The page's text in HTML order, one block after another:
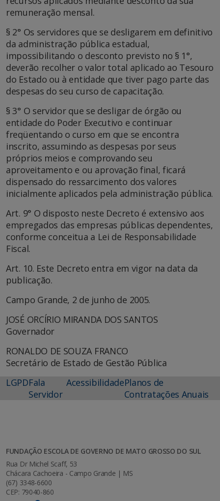
remuneração mensal.
§ 2° Os servidores que se desligarem em definitivo
da administração pública estadual,
impossibilitando o desconto previsto no § 1°,
deverão recolher o valor total aplicado ao Tesouro
do Estado ou à entidade que tiver pago parte das
despesas do seu curso de capacitação.
§ 3° O servidor que se desligar de órgão ou
entidade do Poder Executivo e continuar
freqüentando o curso em que se encontra
inscrito, assumindo as despesas por seus
próprios meios e comprovando seu
aproveitamento e ou aprovação final, ficará
dispensado do ressarcimento dos valores
inicialmente aplicados pela administração pública.
Art. 9° O disposto neste Decreto é extensivo aos
empregados das empresas públicas dependentes,
conforme conceitua a Lei de Responsabilidade
Fiscal.
Art. 10. Este Decreto entra em vigor na data da
publicação.
Campo Grande, 2 de junho de 2005.
JOSÉ ORCÍRIO MIRANDA DOS SANTOS
Governador
RONALDO DE SOUZA FRANCO
Secretário de Estado de Gestão Pública
LGPDFala
Servidor
AcessibilidadePlanos de
Contratações Anuais
FUNDAÇÃO ESCOLA DE GOVERNO DE MATO GROSSO DO SUL
Rua Dr Michel Scaff, 53
Chácara Cachoeira - Campo Grande | MS
(67) 3348-6600
CEP: 79040-860